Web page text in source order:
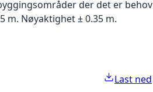
der det er behov
m. Nøyaktighet ± 0.35 m.
Last ned